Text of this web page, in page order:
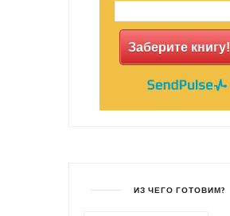
Заберите книгу!
ИЗ ЧЕГО ГОТОВИМ?